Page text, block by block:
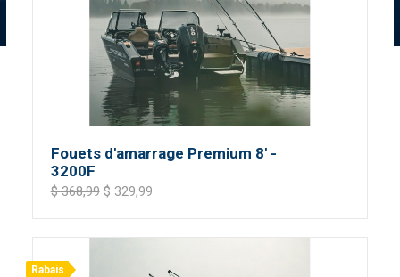
Fouets d'amarrage Premium 8' -
3200F
$ 368,99$ 329,99
Rabais